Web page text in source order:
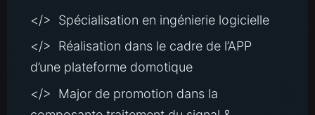
</> Spécialisation en ingénierie logicielle
</> Réalisation dans le cadre de l’APP
d’une plateforme domotique
</> Major de promotion dans la